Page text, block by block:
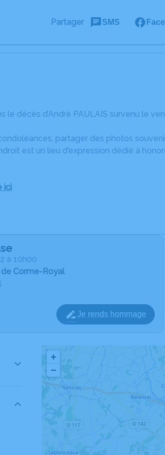
Partager SMS
décès d’André PAULAIS survenu le
partager des photos
est un lieu d'expression dédié à
ici.
à 10h00
de Corme-Royal
Je rends hommage
+
−